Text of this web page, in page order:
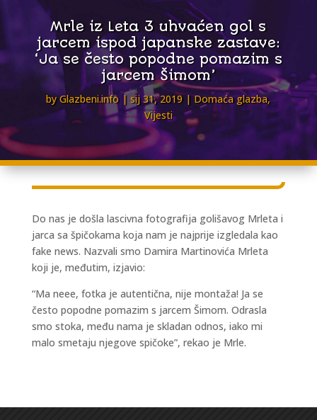
Mrle iz Leta 3 uhvaćen gol s
jarcem ispod japanske zastave:
‘Ja se često popodne pomazim s
jarcem Šimom’
byGlazbeni.info sij 31, 2019 Domaća glazba,
Vijesti
Do nas je došla lascivna fotografija golišavog Mrleta i
jarca sa špičokama koja nam je najprije izgledala kao
fake news. Nazvali smo Damira Martinovića Mrleta
koji je, međutim, izjavio:
“Ma neee, fotka je autentična, nije montaža! Ja se
često popodne pomazim s jarcem Šimom. Odrasla
smo stoka, među nama je skladan odnos, iako mi
malo smetaju njegove spičoke”, rekao je Mrle.